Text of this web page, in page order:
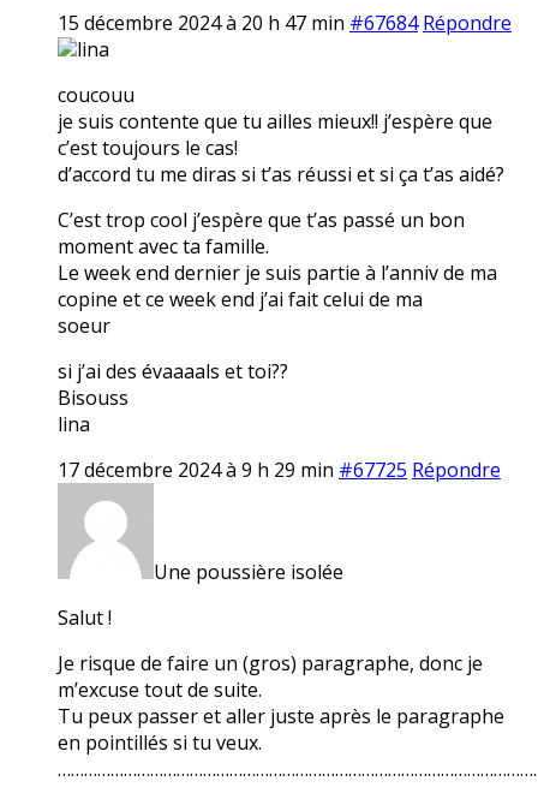
15 décembre 2024 à 20 h 47 min #67684 Répondre
lina
coucouu
je suis contente que tu ailles mieux!! j’espère que
c’est toujours le cas!
d’accord tu me diras si t’as réussi et si ça t’as aidé?
C’est trop cool j’espère que t’as passé un bon
moment avec ta famille.
Le week end dernier je suis partie à l’anniv de ma
copine et ce week end j’ai fait celui de ma
soeur
si j’ai des évaaaals et toi??
Bisouss
lina
17 décembre 2024 à 9 h 29 min #67725 Répondre
Une poussière isolée
Salut !
Je risque de faire un (gros) paragraphe, donc je
m’excuse tout de suite.
Tu peux passer et aller juste après le paragraphe
en pointillés si tu veux.